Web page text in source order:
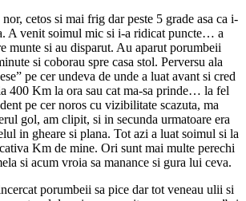
cetos si mai frig dar peste 5 grade asa ca i-
A venit soimul mic si i-a ridicat puncte… a
munte si au disparut. Au aparut porumbeii
si coborau spre casa stol. Perversu ala
pe cer undeva de unde a luat avant si cred
400 Km la ora sau cat ma-sa prinde… la fel
pe cer noros cu vizibilitate scazuta, ma
gol, am clipit, si in secunda urmatoare era
in gheare si plana. Tot azi a luat soimul si la
Km de mine. Ori sunt mai multe perechi
si acum vroia sa manance si gura lui ceva.
porumbeii sa pice dar tot veneau ulii si